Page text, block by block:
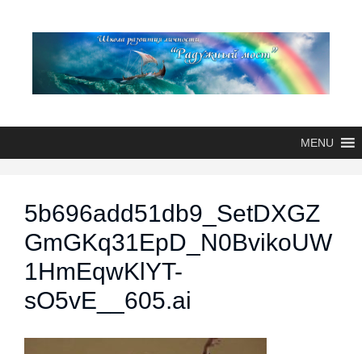
MENU
5b696add51db9_SetDXGZ
GmGKq31EpD_N0BvikoUW
1HmEqwKlYT-
sO5vE__605.ai